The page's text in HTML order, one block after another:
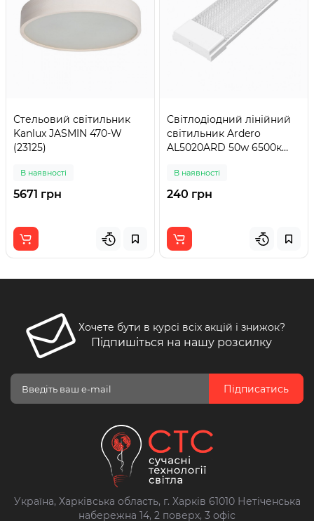
Стельовий світильник
Kanlux JASMIN 470-W
(23125)
В наявності
5671 грн
Світлодіодний лінійний
світильник Ardero
AL5020ARD 50w 6500к
В наявності
240 грн
Хочете бути в курсі всіх акцій і знижок?
Підпишіться на нашу розсилку
Підписатись
Україна, Харківська область, г. Харків 61010 Нетіченська
набережна 14, 2 поверх, 3 офіс